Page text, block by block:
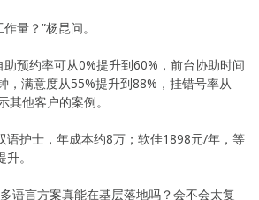
量？”杨昆问。
预约率可从0%提升到60%，前台协助时间
，满意度从55%提升到88%，挂错号率从
其他客户的案例。
语护士，年成本约8万；软佳1898元/年，等
。
语言方案真能在基层落地吗？会不会太复